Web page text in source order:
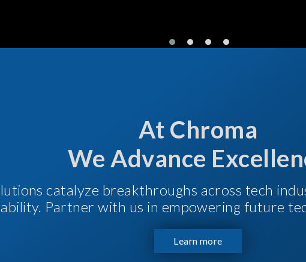
At Chroma
We Advance
catalyze breakthroughs across tech
Partner with us in empowering future
Learn more